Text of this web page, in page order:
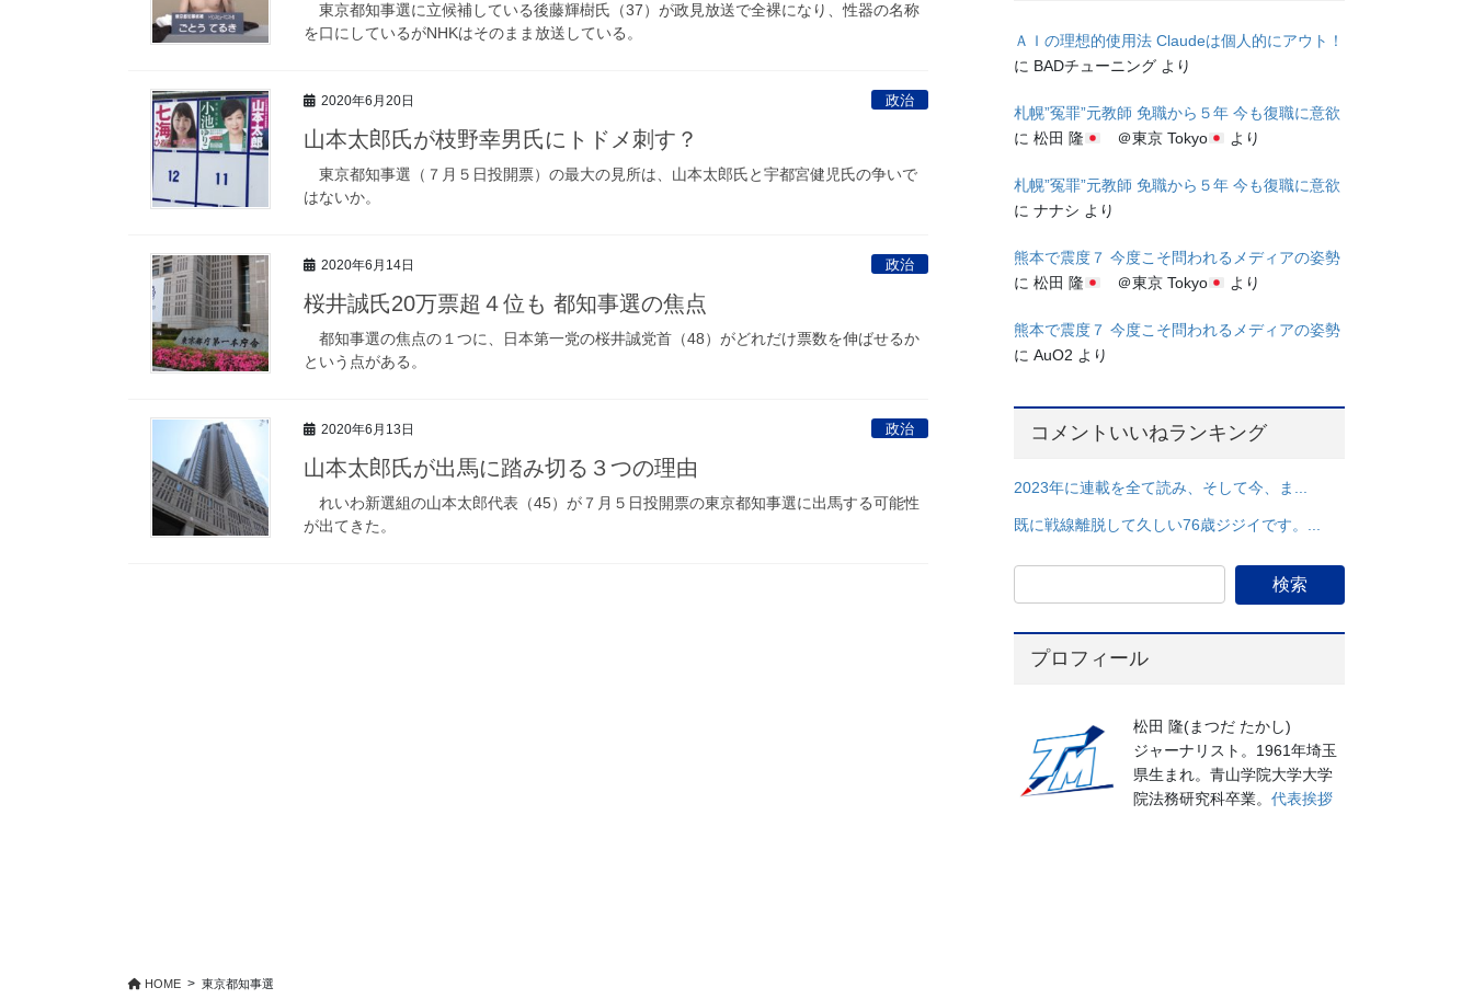
東京都知事選に立候補している後藤輝樹氏（37）が政見放送で全裸になり、性器の名称
を口にしているがNHKはそのまま放送している。
2020年6月20日 政治
山本太郎氏が枝野幸男氏にトドメ刺す？
東京都知事選（７月５日投開票）の最大の見所は、山本太郎氏と宇都宮健児氏の争いで
はないか。
2020年6月14日 政治
桜井誠氏20万票超４位も 都知事選の焦点
都知事選の焦点の１つに、日本第一党の桜井誠党首（48）がどれだけ票数を伸ばせるか
という点がある。
2020年6月13日 政治
山本太郎氏が出馬に踏み切る３つの理由
れいわ新選組の山本太郎代表（45）が７月５日投開票の東京都知事選に出馬する可能性
が出てきた。
ＡＩの理想的使用法 Claudeは個人的にアウト！
に BADチューニング より
札幌”冤罪”元教師 免職から５年 今も復職に意欲
に松田 隆 ＠東京 Tokyo より
札幌”冤罪”元教師 免職から５年 今も復職に意欲
にナナシ より
熊本で震度７ 今度こそ問われるメディアの姿勢
に松田 隆 ＠東京 Tokyo より
熊本で震度７ 今度こそ問われるメディアの姿勢
にAuO2 より
コメントいいねランキング
2023年に連載を全て読み、そして今、ま...
既に戦線離脱して久しい76歳ジジイです。...
プロフィール
松田 隆(まつだ たかし)
ジャーナリスト。1961年埼玉
県生まれ。青山学院大学大学
院法務研究科卒業。代表挨拶
HOME 東京都知事選